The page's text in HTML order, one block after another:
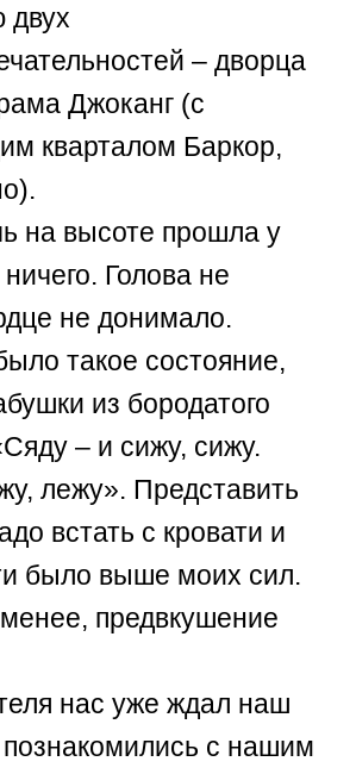
двух
– дворца
Джоканг (с
кварталом Баркор,
на высоте прошла у
Голова не
не донимало.
такое состояние,
из бородатого
– и сижу, сижу.
лежу». Представить
встать с кровати и
было выше моих сил.
предвкушение
нас уже ждал наш
с нашим